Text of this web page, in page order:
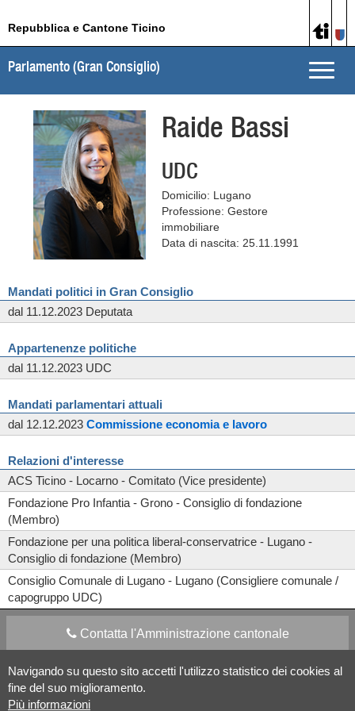
Navigando su questo sito accetti l'utilizzo statistico dei cookies al
fine del suo miglioramento.
Più informazioni
Repubblica e Cantone Ticino
Toggle
Parlamento (Gran Consiglio)
Raide Bassi
UDC
Domicilio: Lugano
Professione: Gestore
immobiliare
Data di nascita: 25.11.1991
Mandati politici in Gran Consiglio
dal 11.12.2023 Deputata
Appartenenze politiche
dal 11.12.2023 UDC
Mandati parlamentari attuali
dal 12.12.2023 Commissione economia e lavoro
Relazioni d'interesse
ACS Ticino - Locarno - Comitato (Vice presidente)
Fondazione Pro Infantia - Grono - Consiglio di fondazione
(Membro)
Fondazione per una politica liberal-conservatrice - Lugano -
Consiglio di fondazione (Membro)
Consiglio Comunale di Lugano - Lugano (Consigliere comunale /
capogruppo UDC)
Contatta l'Amministrazione cantonale
Apps Mobile Social media